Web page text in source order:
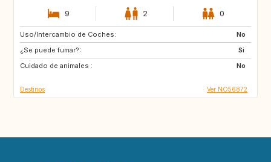
9 2 0
Uso/Intercambio de Coches:
No
¿Se puede fumar?:
Si
Cuidado de animales :
No
HR
FR
PT
Destinos Ver NO56872